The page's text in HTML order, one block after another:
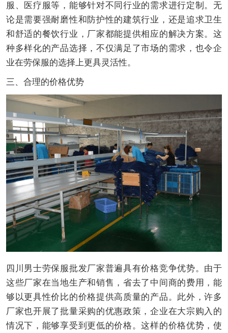
服、医疗服等，能够针对不同行业的需求进行定制。无
论是需要强耐磨性和防护性的建筑行业，还是追求卫生
和舒适的餐饮行业，厂家都能提供相应的解决方案。这
种多样化的产品选择，不仅满足了市场的需求，也令企
业在劳保服的选择上更具灵活性。
三、合理的价格优势
四川男士劳保服批发厂家普遍具有价格竞争优势。由于
这些厂家在当地生产和销售，省去了中间商的费用，能
够以更具性价比的价格提供高质量的产品。此外，许多
厂家也开展了批量采购的优惠政策，企业在大宗购入的
情况下，能够享受到更低的价格。这样的价格优势，使